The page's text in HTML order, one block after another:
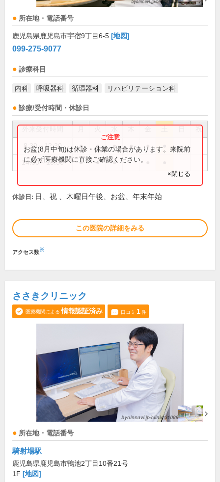
所在地・電話番号
鹿児島県鹿児島市宇宿9丁目6-5 [地図]
099-275-9077
診療科目
内科 呼吸器科 循環器科 リハビリテーション科
診療/受付時間・休診日
祝
8:30～12:30 ● ● ● ● ●
14:30～18:30 ● ● ●
お盆(8月中旬)は休診・休業の場合があります。来院前
に必ず医療機関に直接ご確認ください。
×閉じる
休診日: 日、祝 、木曜日午後、お盆、年末年始
この医院の詳細をみる
アクセス数※
ささきクリニック
医療機関による 情報認証済み 口コミ 1件
所在地・電話番号
騎射場駅
鹿児島県鹿児島市鴨池2丁目10番21号
1F [地図]